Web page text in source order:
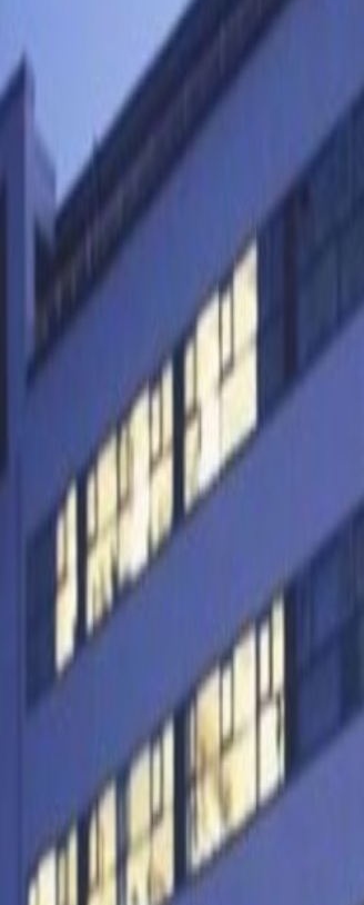
Break-Out területek
Város/városközpont
Fő közlekedési
Tárgyalótermek
Helyszín
Position your
Biatorbágy. Thrive
and connect with
around Biatorbágy
is a five-minute
nearby Törökbálint
Whether you’re
a space to jump on
Count on our
down and focus.
common areas, or
meeting rooms.
you need anything
you’re perfectly
20-minute drive
restaurants.